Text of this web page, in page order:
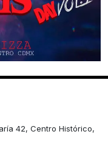
42, Centro Histórico,